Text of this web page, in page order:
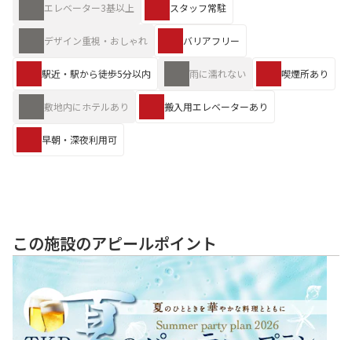
エレベーター3基以上 スタッフ常駐
デザイン重視・おしゃれ バリアフリー
駅近・駅から徒歩5分以内 雨に濡れない 喫煙所あり
敷地内にホテルあり 搬入用エレベーターあり
早朝・深夜利用可
この施設のアピールポイント